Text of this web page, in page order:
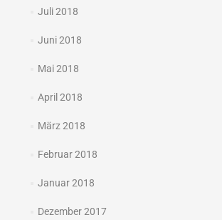
Juli 2018
Juni 2018
Mai 2018
April 2018
März 2018
Februar 2018
Januar 2018
Dezember 2017